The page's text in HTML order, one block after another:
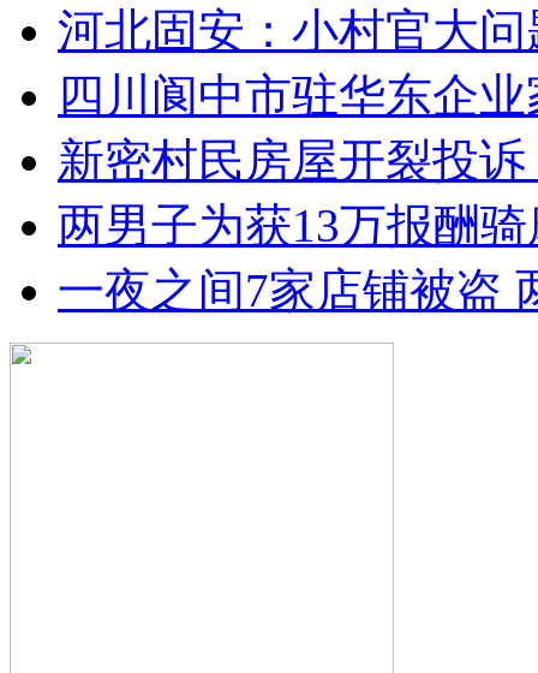
河北固安：小村官大问
四川阆中市驻华东企
新密村民房屋开裂投
两男子为获13万报酬
一夜之间7家店铺被盗